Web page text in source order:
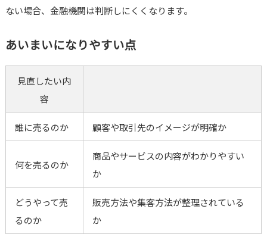
ない場合、金融機関は判断しにくくなります。
あいまいになりやすい点
見直したい内
容
誰に売るのか 顧客や取引先のイメージが明確か
何を売るのか
商品やサービスの内容がわかりやすい
か
どうやって売
るのか
販売方法や集客方法が整理されている
か